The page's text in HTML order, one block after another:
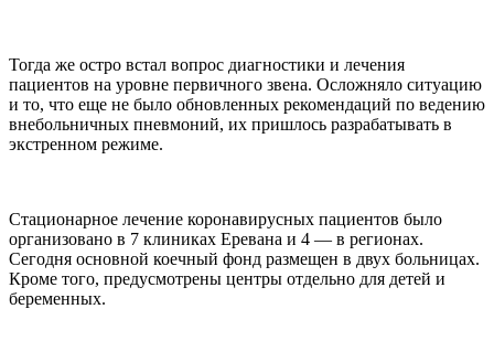
Тогда же остро встал вопрос диагностики и лечения
пациентов на уровне первичного звена. Осложняло ситуацию
и то, что еще не было обновленных рекомендаций по ведению
внебольничных пневмоний, их пришлось разрабатывать в
экстренном режиме.
Стационарное лечение коронавирусных пациентов было
организовано в 7 клиниках Еревана и 4 — в регионах.
Сегодня основной коечный фонд размещен в двух больницах.
Кроме того, предусмотрены центры отдельно для детей и
беременных.